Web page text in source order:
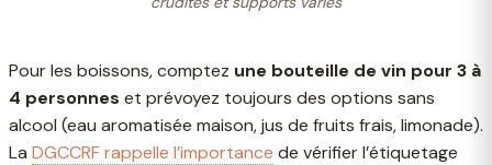
Pour les boissons, comptez une bouteille de vin pour 3 à
4 personnes et prévoyez toujours des options sans
alcool (eau aromatisée maison, jus de fruits frais, limonade).
La DGCCRF rappelle l’importance de vérifier l’étiquetage